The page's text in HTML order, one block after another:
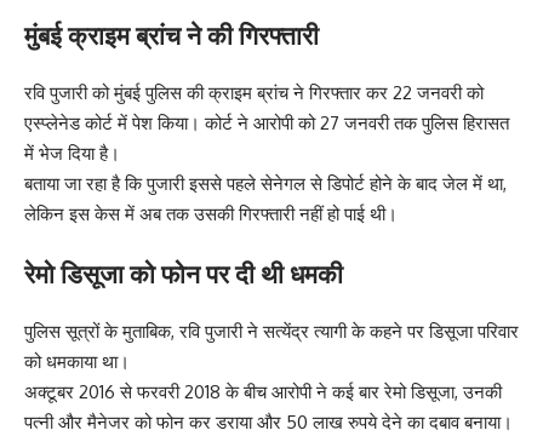
मुंबई क्राइम ब्रांच ने की गिरफ्तारी
रवि पुजारी को मुंबई पुलिस की क्राइम ब्रांच ने गिरफ्तार कर 22 जनवरी को
एस्प्लेनेड कोर्ट में पेश किया। कोर्ट ने आरोपी को 27 जनवरी तक पुलिस हिरासत
में भेज दिया है।
बताया जा रहा है कि पुजारी इससे पहले सेनेगल से डिपोर्ट होने के बाद जेल में था,
लेकिन इस केस में अब तक उसकी गिरफ्तारी नहीं हो पाई थी।
रेमो डिसूजा को फोन पर दी थी धमकी
पुलिस सूत्रों के मुताबिक, रवि पुजारी ने सत्येंद्र त्यागी के कहने पर डिसूजा परिवार
को धमकाया था।
अक्टूबर 2016 से फरवरी 2018 के बीच आरोपी ने कई बार रेमो डिसूजा, उनकी
पत्नी और मैनेजर को फोन कर डराया और 50 लाख रुपये देने का दबाव बनाया।